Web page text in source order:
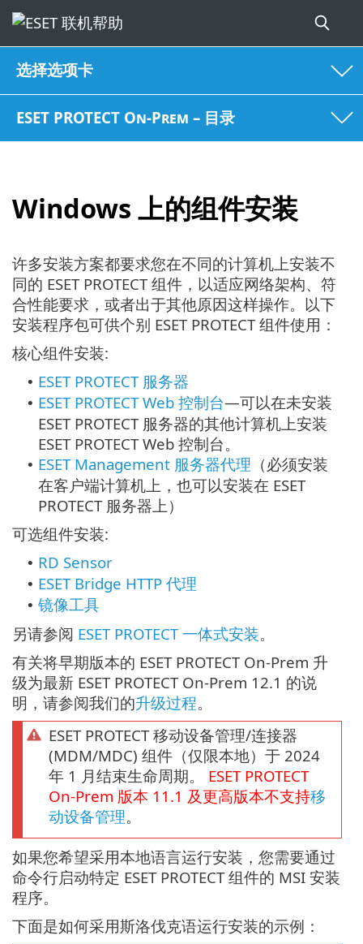
选择选项卡
ESET PROTECT On-Prem – 目录
Windows 上的组件安装
许多安装方案都要求您在不同的计算机上安装不
同的 ESET PROTECT 组件，以适应网络架构、符
合性能要求，或者出于其他原因这样操作。以下
安装程序包可供个别 ESET PROTECT 组件使用：
核心组件安装:
• ESET PROTECT 服务器
• ESET PROTECT Web 控制台—可以在未安装
ESET PROTECT 服务器的其他计算机上安装
ESET PROTECT Web 控制台。
• ESET Management 服务器代理 （必须安装
在客户端计算机上，也可以安装在 ESET
PROTECT 服务器上）
可选组件安装:
• RD Sensor
• ESET Bridge HTTP 代理
• 镜像工具
另请参阅 ESET PROTECT 一体式安装。
有关将早期版本的 ESET PROTECT On-Prem 升
级为最新 ESET PROTECT On-Prem 12.1 的说
明，请参阅我们的升级过程。
ESET PROTECT 移动设备管理/连接器
(MDM/MDC) 组件（仅限本地）于 2024
年 1 月结束生命周期。 ESET PROTECT
On-Prem 版本 11.1 及更高版本不支持移
动设备管理。
如果您希望采用本地语言运行安装，您需要通过
命令行启动特定 ESET PROTECT 组件的 MSI 安装
程序。
下面是如何采用斯洛伐克语运行安装的示例：